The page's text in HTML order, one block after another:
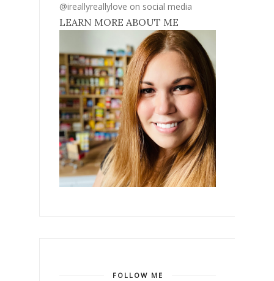
@ireallyreallylove on social media
LEARN MORE ABOUT ME
FOLLOW ME